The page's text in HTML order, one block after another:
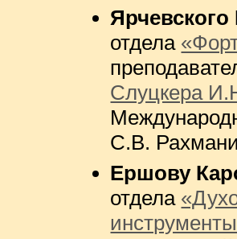
отдела
Слуцкера
С.В.
Ершову
отдела